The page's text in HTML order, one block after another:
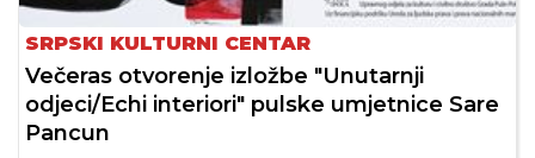
SRPSKI KULTURNI CENTAR
Večeras otvorenje izložbe "Unutarnji
odjeci/Echi interiori" pulske umjetnice Sare
Pancun